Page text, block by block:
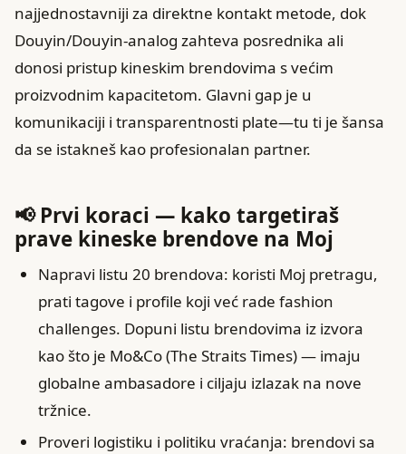
najjednostavniji za direktne kontakt metode, dok
Douyin/Douyin-analog zahteva posrednika ali
donosi pristup kineskim brendovima s većim
proizvodnim kapacitetom. Glavni gap je u
komunikaciji i transparentnosti plate—tu ti je šansa
da se istakneš kao profesionalan partner.
📢 Prvi koraci — kako targetiraš
prave kineske brendove na Moj
Napravi listu 20 brendova: koristi Moj pretragu,
prati tagove i profile koji već rade fashion
challenges. Dopuni listu brendovima iz izvora
kao što je Mo&Co (The Straits Times) — imaju
globalne ambasadore i ciljaju izlazak na nove
tržnice.
Proveri logistiku i politiku vraćanja: brendovi sa